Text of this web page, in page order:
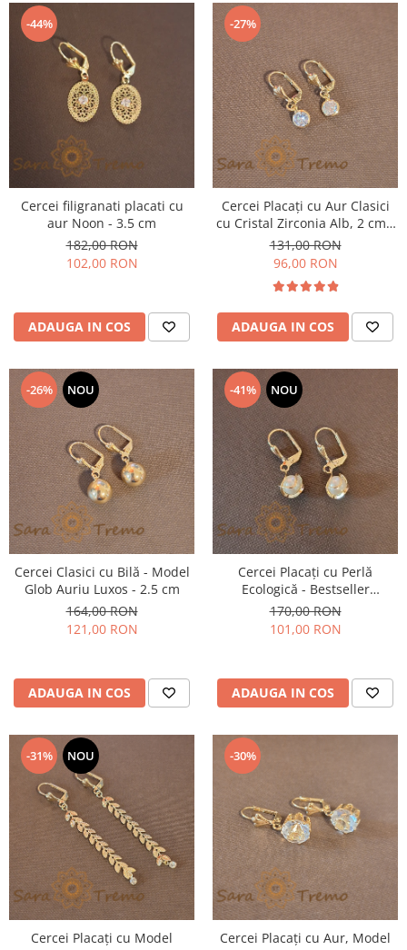
-44%
Cercei filigranati placati cu
aur Noon - 3.5 cm
182,00 RON
102,00 RON
ADAUGA IN COS
-27%
Cercei Placați cu Aur Clasici
cu Cristal Zirconia Alb, 2 cm -
Eleganță și Strălucire
131,00 RON
96,00 RON
ADAUGA IN COS
-26% NOU
Cercei Clasici cu Bilă - Model
Glob Auriu Luxos - 2.5 cm
164,00 RON
121,00 RON
ADAUGA IN COS
-41% NOU
Cercei Placați cu Perlă
Ecologică - Bestseller
SaraTremo - 2.5 cm
170,00 RON
101,00 RON
ADAUGA IN COS
-31% NOU
Cercei Placați cu Model
-30%
Cercei Placați cu Aur, Model